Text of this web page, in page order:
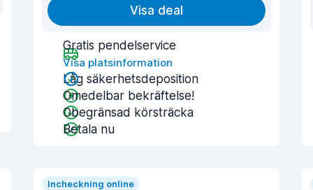
Visa deal
Gratis pendelservice
Visa platsinformation
Låg säkerhetsdeposition
Omedelbar bekräftelse!
Obegränsad körsträcka
Betala nu
Incheckning online